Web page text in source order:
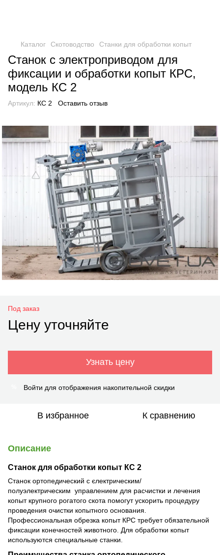
Каталог Скотоводство Станки для обработки копыт
Станок с электроприводом для
фиксации и обработки копыт КРС,
модель КС 2
Артикул: КС 2 Оставить отзыв
Под заказ
Цену уточняйте
Узнать цену
Войти для отображения накопительной скидки
В избранное К сравнению
Описание
Станок для обработки копыт КС 2
Станок ортопедический с єлектрическим/
полуэлектрическим управлением для расчистки и лечения
копыт крупного рогатого скота помогут ускорить процедуру
проведения очистки копытного основания.
Профессиональная обрезка копыт КРС требует обязательной
фиксации конечностей животного. Для обработки копыт
используются специальные станки.